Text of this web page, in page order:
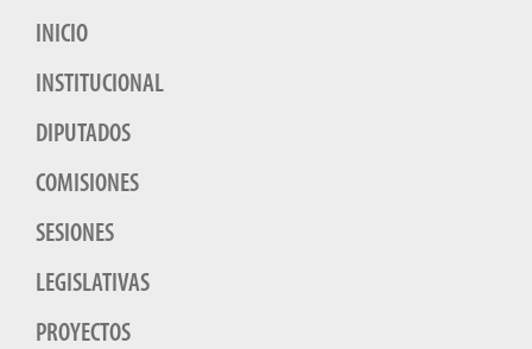
INICIO
INSTITUCIONAL
DIPUTADOS
COMISIONES
SESIONES
LEGISLATIVAS
PROYECTOS